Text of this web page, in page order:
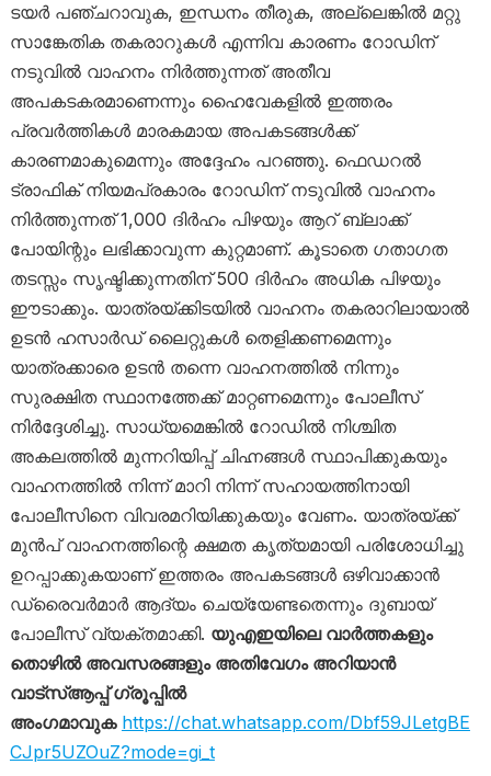
ടയർ പഞ്ചറാവുക, ഇന്ധനം തീരുക, അല്ലെങ്കിൽ മറ്റു
സാങ്കേതിക തകരാറുകൾ എന്നിവ കാരണം റോഡിന്
നടുവിൽ വാഹനം നിർത്തുന്നത് അതീവ
അപകടകരമാണെന്നും ഹൈവേകളിൽ ഇത്തരം
പ്രവർത്തികൾ മാരകമായ അപകടങ്ങൾക്ക്
കാരണമാകുമെന്നും അദ്ദേഹം പറഞ്ഞു. ഫെഡറൽ
ട്രാഫിക് നിയമപ്രകാരം റോഡിന് നടുവിൽ വാഹനം
നിർത്തുന്നത് 1,000 ദിർഹം പിഴയും ആറ് ബ്ലാക്ക്
പോയിന്റും ലഭിക്കാവുന്ന കുറ്റമാണ്. കൂടാതെ ഗതാഗത
തടസ്സം സൃഷ്ടിക്കുന്നതിന് 500 ദിർഹം അധിക പിഴയും
ഈടാക്കും. യാത്രയ്ക്കിടയിൽ വാഹനം തകരാറിലായാൽ
ഉടൻ ഹസാർഡ് ലൈറ്റുകൾ തെളിക്കണമെന്നും
യാത്രക്കാരെ ഉടൻ തന്നെ വാഹനത്തിൽ നിന്നും
സുരക്ഷിത സ്ഥാനത്തേക്ക് മാറ്റണമെന്നും പോലീസ്
നിർദ്ദേശിച്ചു. സാധ്യമെങ്കിൽ റോഡിൽ നിശ്ചിത
അകലത്തിൽ മുന്നറിയിപ്പ് ചിഹ്നങ്ങൾ സ്ഥാപിക്കുകയും
വാഹനത്തിൽ നിന്ന് മാറി നിന്ന് സഹായത്തിനായി
പോലീസിനെ വിവരമറിയിക്കുകയും വേണം. യാത്രയ്ക്ക്
മുൻപ് വാഹനത്തിന്റെ ക്ഷമത കൃത്യമായി പരിശോധിച്ചു
ഉറപ്പാക്കുകയാണ് ഇത്തരം അപകടങ്ങൾ ഒഴിവാക്കാൻ
ഡ്രൈവർമാർ ആദ്യം ചെയ്യേണ്ടതെന്നും ദുബായ്
പോലീസ് വ്യക്തമാക്കി. യുഎഇയിലെ വാർത്തകളും
തൊഴിൽ അവസരങ്ങളും അതിവേഗം അറിയാൻ
വാട്സ്ആപ്പ് ഗ്രൂപ്പിൽ
അംഗമാവുക https://chat.whatsapp.com/Dbf59JLetgBE
CJpr5UZOuZ?mode=gi_t